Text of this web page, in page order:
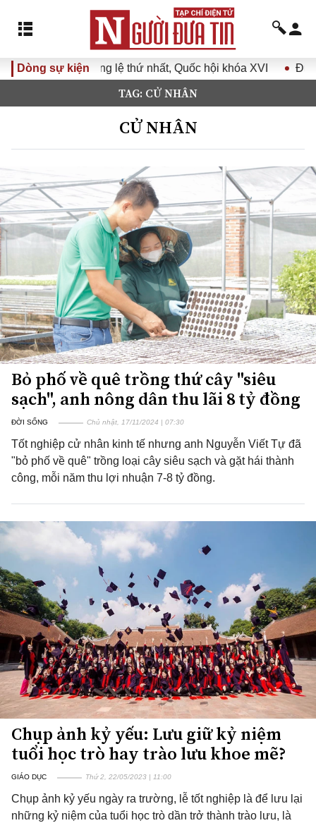
Dòng sự kiện
lệ thứ nhất, Quốc hội khóa XVI Đưa Nghị quyết Đại
TAG: CỬ NHÂN
CỬ NHÂN
Bỏ phố về quê trồng thứ cây "siêu
sạch", anh nông dân thu lãi 8 tỷ đồng
ĐỜI SỐNG Chủ nhật, 17/11/2024 | 07:30
Tốt nghiệp cử nhân kinh tế nhưng anh Nguyễn Viết Tự đã
"bỏ phố về quê" trồng loại cây siêu sạch và gặt hái thành
công, mỗi năm thu lợi nhuận 7-8 tỷ đồng.
Chụp ảnh kỷ yếu: Lưu giữ kỷ niệm
tuổi học trò hay trào lưu khoe mẽ?
GIÁO DỤC Thứ 2, 22/05/2023 | 11:00
Chụp ảnh kỷ yếu ngày ra trường, lễ tốt nghiệp là để lưu lại
những kỷ niệm của tuổi học trò dần trở thành trào lưu, là